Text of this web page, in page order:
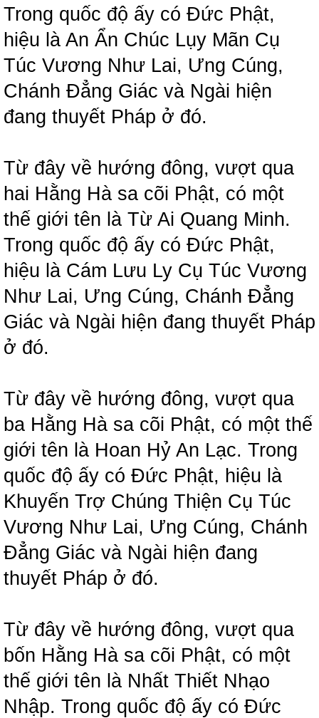
Trong quốc độ ấy có Đức Phật,
hiệu là An Ẩn Chúc Lụy Mãn Cụ
Túc Vương Như Lai, Ưng Cúng,
Chánh Đẳng Giác và Ngài hiện
đang thuyết Pháp ở đó.
Từ đây về hướng đông, vượt qua
hai Hằng Hà sa cõi Phật, có một
thế giới tên là Từ Ai Quang Minh.
Trong quốc độ ấy có Đức Phật,
hiệu là Cám Lưu Ly Cụ Túc Vương
Như Lai, Ưng Cúng, Chánh Đẳng
Giác và Ngài hiện đang thuyết Pháp
ở đó.
Từ đây về hướng đông, vượt qua
ba Hằng Hà sa cõi Phật, có một thế
giới tên là Hoan Hỷ An Lạc. Trong
quốc độ ấy có Đức Phật, hiệu là
Khuyến Trợ Chúng Thiện Cụ Túc
Vương Như Lai, Ưng Cúng, Chánh
Đẳng Giác và Ngài hiện đang
thuyết Pháp ở đó.
Từ đây về hướng đông, vượt qua
bốn Hằng Hà sa cõi Phật, có một
thế giới tên là Nhất Thiết Nhạo
Nhập. Trong quốc độ ấy có Đức